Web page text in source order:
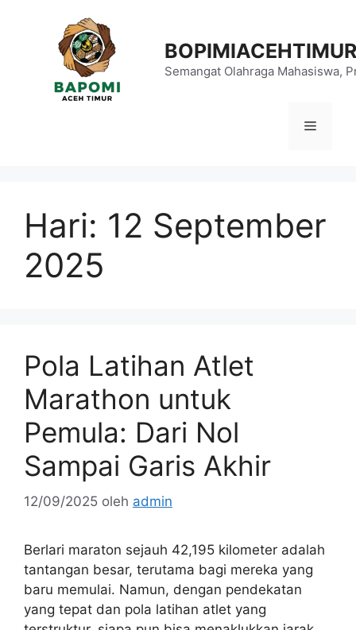
BOPIMIACEHTIMUR
Semangat Olahraga Mahasiswa,
Menu
Hari: 12 September
2025
Pola Latihan Atlet
Marathon untuk
Pemula: Dari Nol
Sampai Garis Akhir
12/09/2025 oleh admin
Berlari maraton sejauh 42,195 kilometer adalah
tantangan besar, terutama bagi mereka yang
baru memulai. Namun, dengan pendekatan
yang tepat dan pola latihan atlet yang